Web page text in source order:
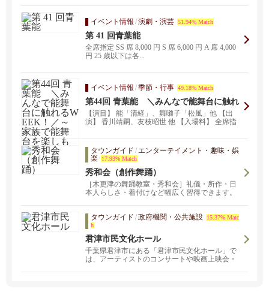
イベント情報 /演劇・演芸 51.94% Match
第 41 回青葉能
全席指定 SS 席 8,000 円 S 席 6,000 円 A 席 4,000
円 25 歳以下は各...
イベント情報 /季節・行事 49.18% Match
第44回 青葉能 ＼みんなで能舞台に触れ
るWEEK！／～家族で能舞台を楽しもう
～
【演目】 能「清経」、舞囃子「松風」他 【出
演】 香川靖嗣、友枝昭世 他 【入場料】 全席指
タウンガイド /エンターテイメント・趣味・娯
楽
17.93% Match
秀和会（創作舞踊）
［木更津の舞踊教室・秀和会］礼儀・所作・日
本人らしさ・着付けなど幅広く習得できます。
す。創作舞踊や日本文化に、少しでも興味・関
心をお持ちいただければ嬉しいです。着ていな
い着物や、親などから譲り受けた着物があり、
着たいけど着られない方、 捨てるにも捨てられ
ない方、着物は苦しいとか窮屈と思ってる方
へ、着物の魅力や着る機会をもっていただくた
タウンガイド /政府機関・公共施設
15.37% Matc
h
君津市民文化ホール
千葉県君津市にある「君津市民文化ホール」で
は、アーティストのコンサートや映画上映会・